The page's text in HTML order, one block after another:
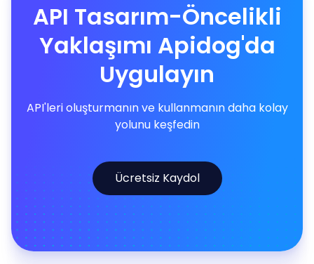
API Tasarım-Öncelikli
Yaklaşımı Apidog'da
Uygulayın
API'leri oluşturmanın ve kullanmanın daha kolay
yolunu keşfedin
Ücretsiz Kaydol